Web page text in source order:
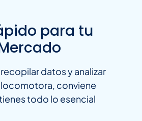
para tu
datos y analizar
conviene
todo lo esencial